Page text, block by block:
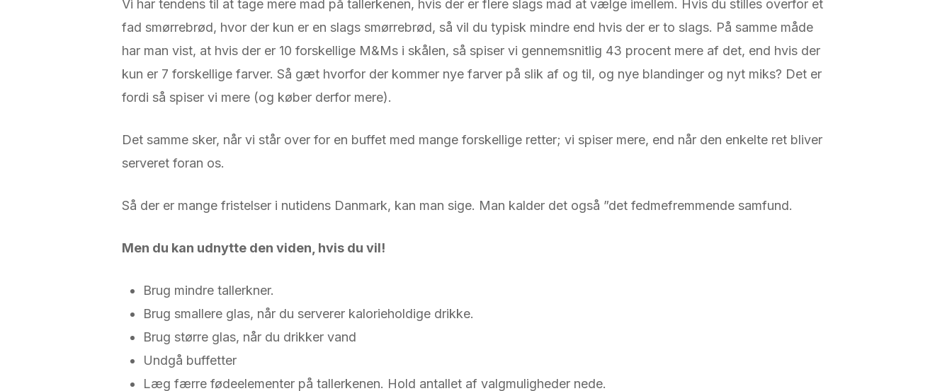
Vi har tendens til at tage mere mad på tallerkenen, hvis der er flere slags mad at vælge imellem. Hvis du stilles overfor et
fad smørrebrød, hvor der kun er en slags smørrebrød, så vil du typisk mindre end hvis der er to slags. På samme måde
har man vist, at hvis der er 10 forskellige M&Ms i skålen, så spiser vi gennemsnitlig 43 procent mere af det, end hvis der
kun er 7 forskellige farver. Så gæt hvorfor der kommer nye farver på slik af og til, og nye blandinger og nyt miks? Det er
fordi så spiser vi mere (og køber derfor mere).
Det samme sker, når vi står over for en buffet med mange forskellige retter; vi spiser mere, end når den enkelte ret bliver
serveret foran os.
Så der er mange fristelser i nutidens Danmark, kan man sige. Man kalder det også ”det fedmefremmende samfund.
Men du kan udnytte den viden, hvis du vil!
Brug mindre tallerkner.
Brug smallere glas, når du serverer kalorieholdige drikke.
Brug større glas, når du drikker vand
Undgå buffetter
Læg færre fødeelementer på tallerkenen. Hold antallet af valgmuligheder nede.